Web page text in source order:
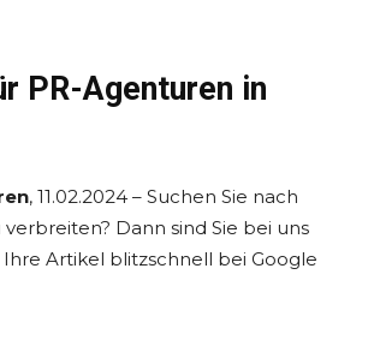
PR-Agenturen in
, 11.02.2024 – Suchen Sie nach
Dann sind Sie bei uns
Artikel blitzschnell bei Google